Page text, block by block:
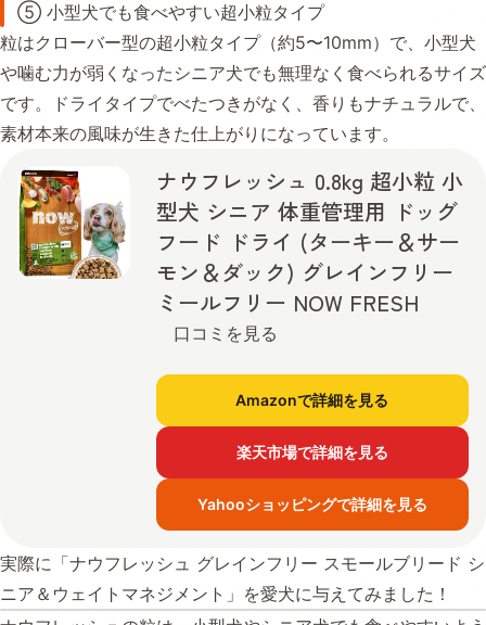
⑤ 小型犬でも食べやすい超小粒タイプ
粒はクローバー型の超小粒タイプ（約5〜10mm）で、小型犬
や噛む力が弱くなったシニア犬でも無理なく食べられるサイズ
です。ドライタイプでべたつきがなく、香りもナチュラルで、
素材本来の風味が生きた仕上がりになっています。
ナウフレッシュ 0.8kg 超小粒 小
型犬 シニア 体重管理用 ドッグ
フード ドライ (ターキー＆サー
モン＆ダック) グレインフリー
ミールフリー NOW FRESH
口コミを見る
Amazonで詳細を見る
楽天市場で詳細を見る
Yahooショッピングで詳細を見る
実際に「ナウフレッシュ グレインフリー スモールブリード シ
ニア＆ウェイトマネジメント」を愛犬に与えてみました！